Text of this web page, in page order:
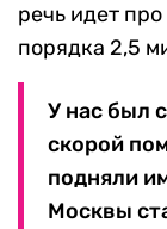
речь идет
порядка 2,5
У нас был
скорой
подняли
Москвы